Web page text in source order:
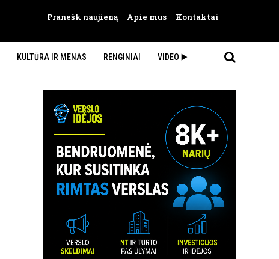
Pranešk naujieną Apie mus Kontaktai
KULTŪRA IR MENAS RENGINIAI VIDEO ▶️